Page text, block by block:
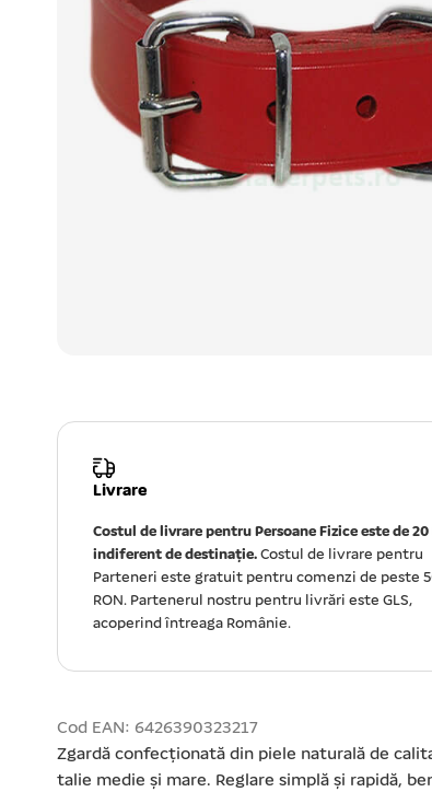
Livrare
Costul de livrare pentru Persoane Fizice este de 20
indiferent de destinație. Costul de livrare pentru
Parteneri este gratuit pentru comenzi de peste
RON. Partenerul nostru pentru livrări este GLS,
acoperind întreaga Românie.
Cod EAN: 6426390323217
Zgardă confecționată din piele naturală de
talie medie și mare. Reglare simplă și rapidă,